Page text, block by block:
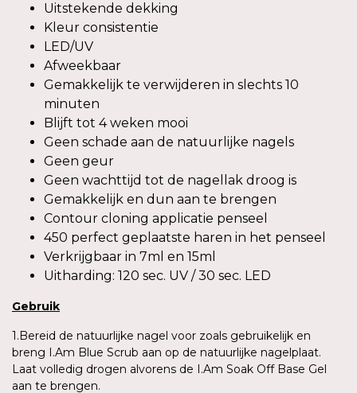
Uitstekende dekking
Kleur consistentie
LED/UV
Afweekbaar
Gemakkelijk te verwijderen in slechts 10
minuten
Blijft tot 4 weken mooi
Geen schade aan de natuurlijke nagels
Geen geur
Geen wachttijd tot de nagellak droog is
Gemakkelijk en dun aan te brengen
Contour cloning applicatie penseel
450 perfect geplaatste haren in het penseel
Verkrijgbaar in 7ml en 15ml
Uitharding: 120 sec. UV / 30 sec. LED
Gebruik
1.Bereid de natuurlijke nagel voor zoals gebruikelijk en
breng I.Am Blue Scrub aan op de natuurlijke nagelplaat.
Laat volledig drogen alvorens de I.Am Soak Off Base Gel
aan te brengen.